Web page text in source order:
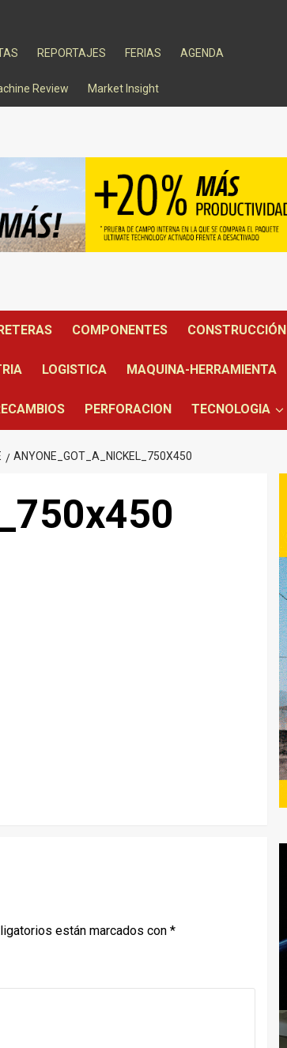
REPORTAJES FERIAS AGENDA
Review Market Insight
COMPONENTES CONSTRUCCIÓN
LOGISTICA MAQUINA-HERRAMIENTA
PERFORACION TECNOLOGIA
ANYONE_GOT_A_NICKEL_750X450
están marcados con *